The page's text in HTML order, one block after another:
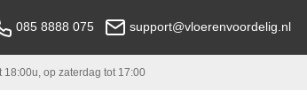
085 8888 075 support@vloerenvoordelig.nl
18:00u, op zaterdag tot 17:00